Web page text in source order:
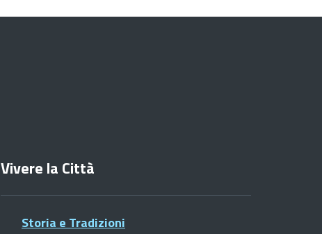
Vivere la Città
Storia e Tradizioni